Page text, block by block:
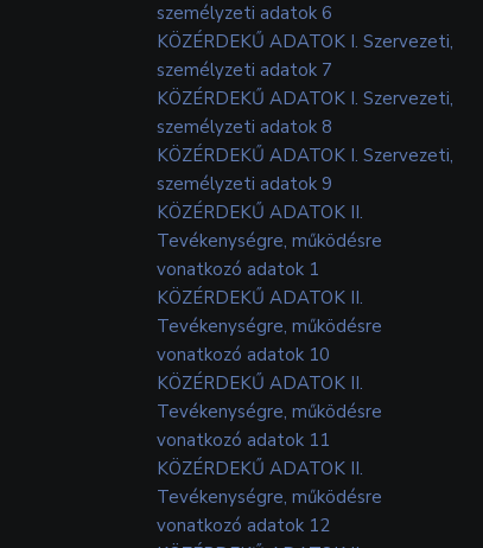
személyzeti adatok 6
KÖZÉRDEKŰ ADATOK I. Szervezeti,
személyzeti adatok 7
KÖZÉRDEKŰ ADATOK I. Szervezeti,
személyzeti adatok 8
KÖZÉRDEKŰ ADATOK I. Szervezeti,
személyzeti adatok 9
KÖZÉRDEKŰ ADATOK II.
Tevékenységre, működésre
vonatkozó adatok 1
KÖZÉRDEKŰ ADATOK II.
Tevékenységre, működésre
vonatkozó adatok 10
KÖZÉRDEKŰ ADATOK II.
Tevékenységre, működésre
vonatkozó adatok 11
KÖZÉRDEKŰ ADATOK II.
Tevékenységre, működésre
vonatkozó adatok 12